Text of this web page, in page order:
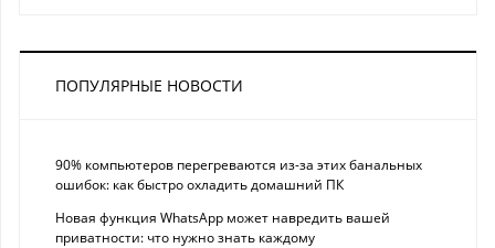
ПОПУЛЯРНЫЕ НОВОСТИ
90% компьютеров перегреваются из-за этих банальных
ошибок: как быстро охладить домашний ПК
Новая функция WhatsApp может навредить вашей
приватности: что нужно знать каждому